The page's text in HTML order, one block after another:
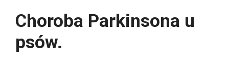
Choroba Parkinsona u
psów.